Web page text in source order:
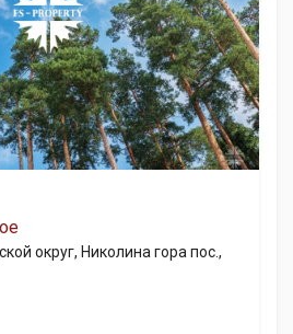
округ, Николина гора пос.,